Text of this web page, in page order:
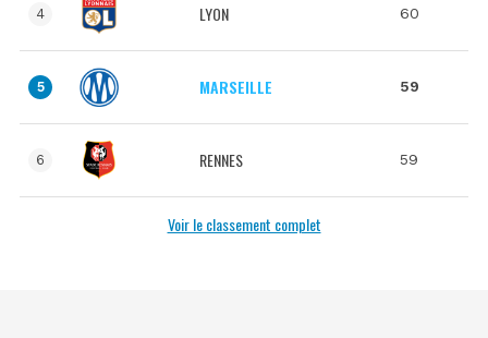
4 LYON 60
5 MARSEILLE 59
6 RENNES 59
Voir le classement complet